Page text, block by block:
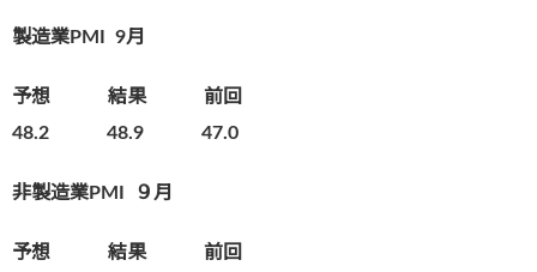
製造業PMI 9月
予想 結果 前回
48.2 48.9 47.0
非製造業PMI ９月
予想 結果 前回